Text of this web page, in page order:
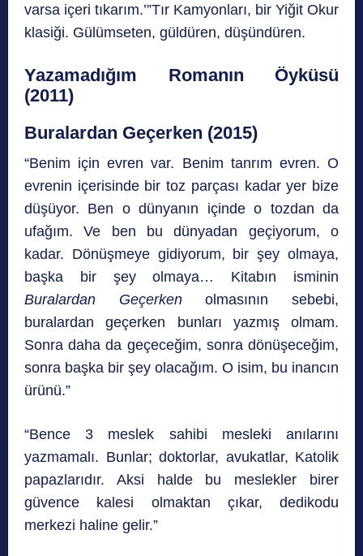
varsa içeri tıkarım.’”Tır Kamyonları, bir Yiğit Okur
klasiği. Gülümseten, güldüren, düşündüren.
Yazamadığım Romanın Öyküsü
(2011)
Buralardan Geçerken (2015)
“Benim için evren var. Benim tanrım evren. O
evrenin içerisinde bir toz parçası kadar yer bize
düşüyor. Ben o dünyanın içinde o tozdan da
ufağım. Ve ben bu dünyadan geçiyorum, o
kadar. Dönüşmeye gidiyorum, bir şey olmaya,
başka bir şey olmaya… Kitabın isminin
Buralardan Geçerkenolmasının sebebi,
buralardan geçerken bunları yazmış olmam.
Sonra daha da geçeceğim, sonra dönüşeceğim,
sonra başka bir şey olacağım. O isim, bu inancın
ürünü.”
“Bence 3 meslek sahibi mesleki anılarını
yazmamalı. Bunlar; doktorlar, avukatlar, Katolik
papazlarıdır. Aksi halde bu meslekler birer
güvence kalesi olmaktan çıkar, dedikodu
merkezi haline gelir.”